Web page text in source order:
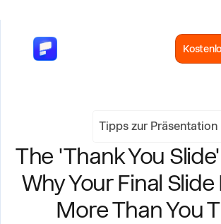
Tipps zur Präsentation
The 'Thank You
Why Your Final
More Than You